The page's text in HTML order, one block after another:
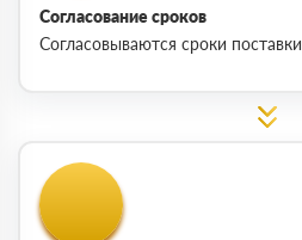
Согласование сроков
Согласовываются сроки поставки